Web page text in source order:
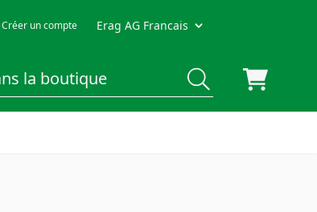
Créer un compte Erag AG Francais